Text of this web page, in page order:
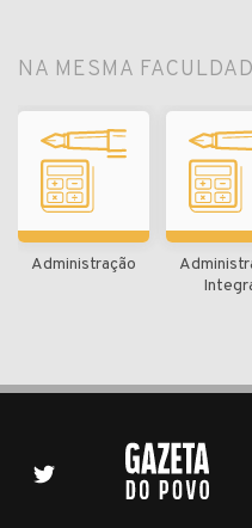
NA MESMA
Administração